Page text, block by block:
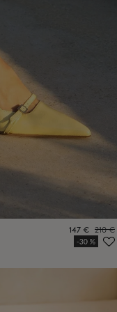
Precio
147 € Precio
210 €